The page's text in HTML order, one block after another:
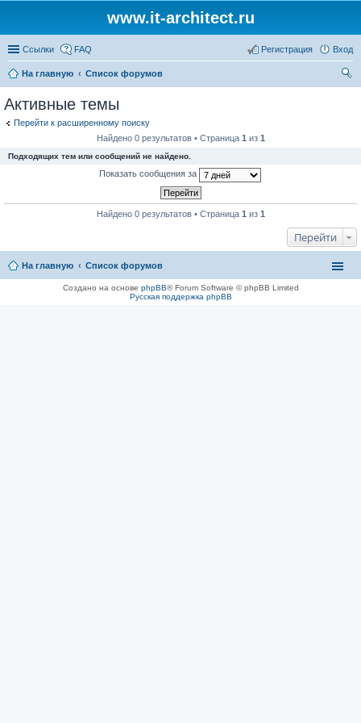
www.it-architect.ru
Ссылки FAQ Вход
Регистрация
На главную
Список форумов
Активные темы
Перейти к расширенному поиску
Найдено 0 результатов • Страница 1 из 1
Подходящих тем или сообщений не найдено.
Показать сообщения за
Найдено 0 результатов • Страница 1 из 1
Перейти
На главную Список форумов
Создано на основе phpBB® Forum Software © phpBB Limited
Русская поддержка phpBB